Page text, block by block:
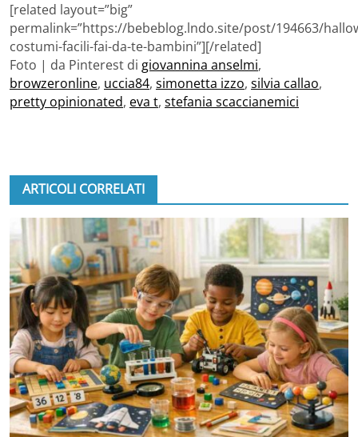
[related layout=”big”
permalink=”https://bebeblog.lndo.site/post/194663/
costumi-facili-fai-da-te-bambini”][/related]
Foto | da Pinterest di giovannina anselmi,
browzeronline, uccia84, simonetta izzo, silvia callao,
pretty opinionated, eva t, stefania scaccianemici
ARTICOLI CORRELATI